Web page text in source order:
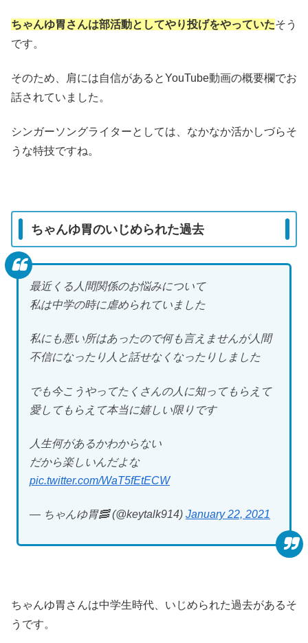
ちゃんゆ胃さんは部活動としてやり投げをやっていたそう
です。
そのため、肩には自信があるとYouTube動画の概要欄でお
話されていました。
シンガーソングライターとしては、なかなか活かしづらそ
うな特技ですね。
ちゃんゆ胃のいじめられた過去
最近くる人間関係のお悩みについて
私は中学の時に虐められていました
私にも悪い所はあったので何も言えませんが人間
不信になったり人と話せなくなったりしました
でも今こうやってたくさんの人に知ってもらえて
愛してもらえて本当に嬉しい限りです
人生何があるかわからない
だから楽しいんだよな
pic.twitter.com/WaT5fEtECW
— ちゃんゆ胃🥓 (@keytalk914) January 22, 2021
ちゃんゆ胃さんは中学生時代、いじめられた過去があるそ
うです。